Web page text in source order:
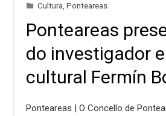
Cultura ,Ponteareas
Ponteareas
do investigador
cultural Fermín
Ponteareas | O Concello de